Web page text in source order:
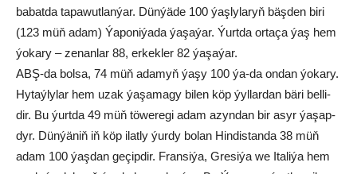
ba­bat­da ta­pa­wut­lan­ýar. Dün­ýä­de 100 ýaş­ly­la­ryň bäş­den bi­ri
(123 müň adam) Ýa­po­ni­ýa­da ýa­şa­ýar. Ýurt­da or­ta­ça ýaş hem
ýo­ka­ry – zenanlar 88, er­kek­ler 82 ýa­şa­ýar.
ABŞ-da bol­sa, 74 müň ada­myň ýa­şy 100 ýa-da on­dan ýo­ka­ry.
Hy­taý­ly­lar hem uzak ýa­şa­ma­gy bi­len köp ýyl­lar­dan bä­ri bel­li­
dir. Bu ýurt­da 49 müň tö­we­re­gi adam azyn­dan bir asyr ýa­şap­
dyr. Dün­ýä­niň iň köp ilat­ly ýur­dy bo­lan Hin­dis­tan­da 38 müň
adam 100 ýaş­dan ge­çip­dir. Fran­si­ýa, Gre­si­ýa we Ita­li­ýa hem